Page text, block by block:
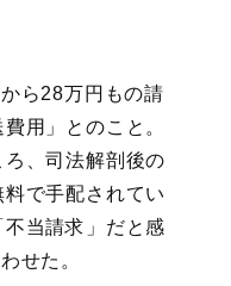
ら28万円もの請
用」とのこと。
、司法解剖後の
で手配されてい
当請求」だと感
せた。